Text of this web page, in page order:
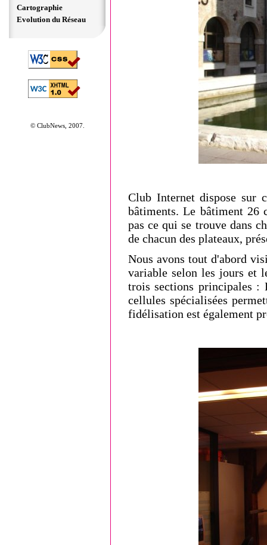
Cartographie
Evolution du Réseau
© ClubNews, 2007.
Club Internet dispose sur
bâtiments. Le bâtiment 26
pas ce qui se trouve dans
de chacun des plateaux,
Nous avons tout d'abord
variable selon les jours et
trois sections principales :
cellules spécialisées
fidélisation est également